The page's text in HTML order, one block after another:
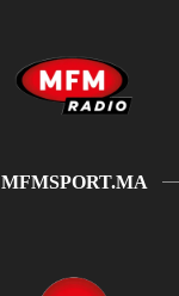
MFMSPORT.MA